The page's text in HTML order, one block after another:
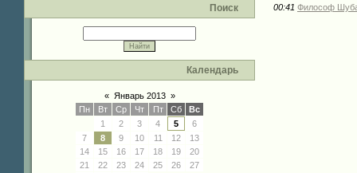
Поиск
Календарь
« Январь 2013 »
Пн
Вт Ср Чт Пт Сб
Вс
1
2 3 4 5
6
7
8 9 10 11 12
13
14
15 16 17 18 19
20
21
22 23 24 25 26
27
00:41 Философ